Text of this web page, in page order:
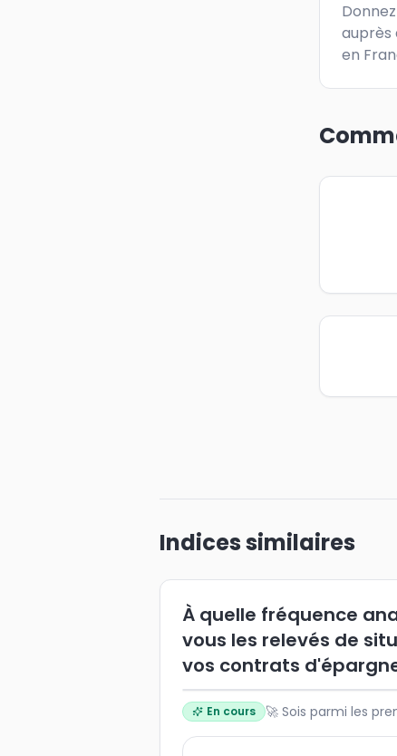
auprès
en
Indices similaires
À quelle fréquence
vous les relevés de
vos contrats
En cours 🚀 Sois parmi les